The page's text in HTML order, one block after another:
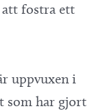
fostra ett
uppvuxen i
som har gjort